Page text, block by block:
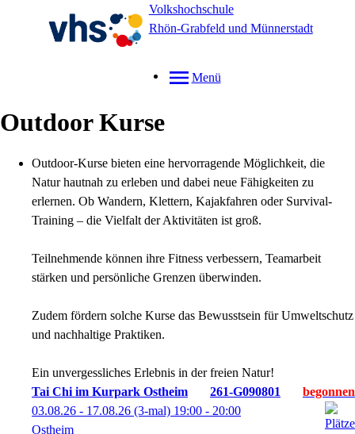
Volkshochschule
Rhön-Grabfeld und Münnerstadt
Menü
Outdoor Kurse
Outdoor-Kurse bieten eine hervorragende Möglichkeit, die
Natur hautnah zu erleben und dabei neue Fähigkeiten zu
erlernen. Ob Wandern, Klettern, Kajakfahren oder Survival-
Training – die Vielfalt der Aktivitäten ist groß.
Teilnehmende können ihre Fitness verbessern, Teamarbeit
stärken und persönliche Grenzen überwinden.
Zudem fördern solche Kurse das Bewusstsein für Umweltschutz
und nachhaltige Praktiken.
Ein unvergessliches Erlebnis in der freien Natur!
Tai Chi im Kurpark Ostheim
261-G090801
03.08.26 - 17.08.26 (3-mal) 19:00 - 20:00
Ostheim